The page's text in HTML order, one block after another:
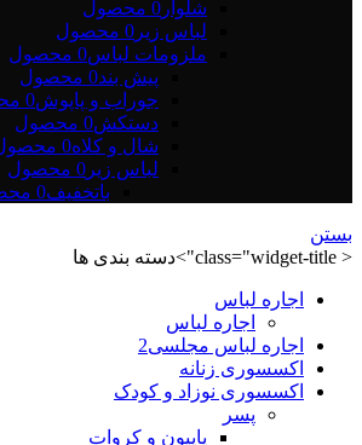
شلوار 0 محصول
لباس زیر 0 محصول
ملزومات لباس0 محصول
پیش بند0 محصول
جوراب و پاپوش0 محصول
دستکش0 محصول
شال و کلاه0 محصول
لباس زیر 0 محصول
باتخفیف0 محصول
بستن
< class="widget-title">دسته بندی ها
اجاره لباس
اجاره لباس
اجاره لباس مجلسی2
اکسسوری زنانه
اکسسوری نوزاد و کودک
پسر
پاپیون و کروات